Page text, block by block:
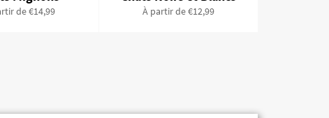
de €14,99 À partir de €12,99